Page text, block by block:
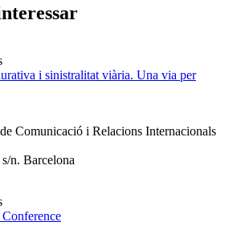
i sinistralitat viària. Una via per
Comunicació i Relacions Internacionals
n. Barcelona